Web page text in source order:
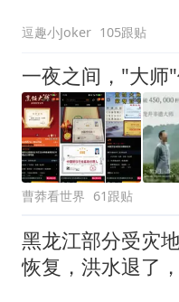
逗趣小Joker 105跟贴
一夜之间，"大师
曹莽看世界 61跟贴
黑龙江部分受灾
恢复，洪水退了